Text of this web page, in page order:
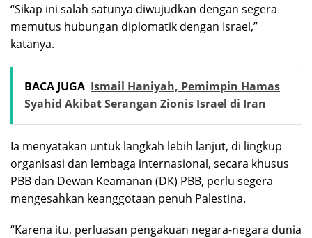
“Sikap ini salah satunya diwujudkan dengan segera
memutus hubungan diplomatik dengan Israel,”
katanya.
BACA JUGA Ismail Haniyah, Pemimpin Hamas
Syahid Akibat Serangan Zionis Israel di Iran
Ia menyatakan untuk langkah lebih lanjut, di lingkup
organisasi dan lembaga internasional, secara khusus
PBB dan Dewan Keamanan (DK) PBB, perlu segera
mengesahkan keanggotaan penuh Palestina.
“Karena itu, perluasan pengakuan negara-negara dunia